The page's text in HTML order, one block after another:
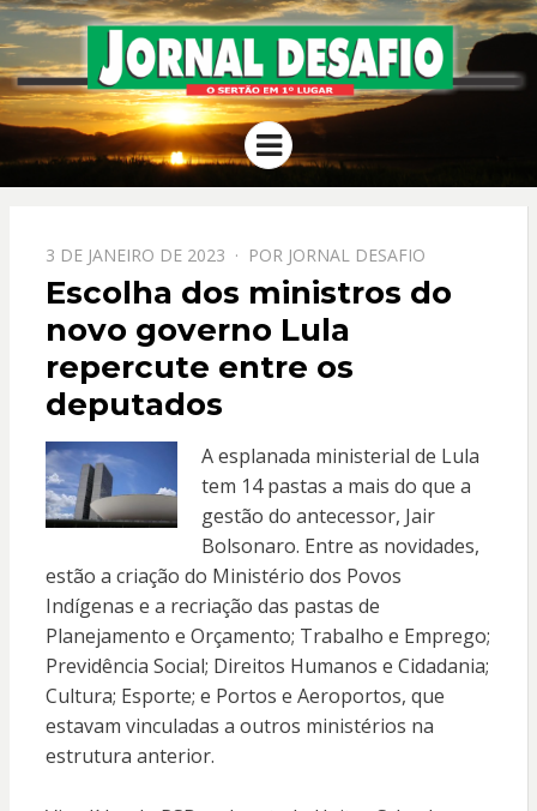
JORNAL
DESAFIO
O Sertão em 1º Lugar
Menu
PPOSTADO
EM
3 DE JANEIRO DE 2023 POR JORNAL DESAFIO
Escolha dos ministros do
novo governo Lula
repercute entre os
deputados
A esplanada ministerial de Lula
tem 14 pastas a mais do que a
gestão do antecessor, Jair
Bolsonaro. Entre as novidades,
estão a criação do Ministério dos Povos
Indígenas e a recriação das pastas de
Planejamento e Orçamento; Trabalho e Emprego;
Previdência Social; Direitos Humanos e Cidadania;
Cultura; Esporte; e Portos e Aeroportos, que
estavam vinculadas a outros ministérios na
estrutura anterior.